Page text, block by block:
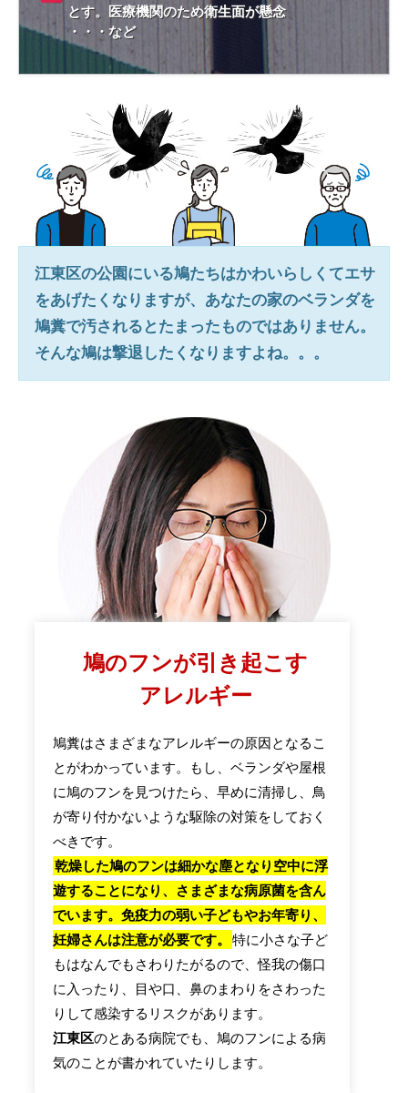
とす。医療機関のため衛生面が懸念
・・・など
江東区の公園にいる鳩たちはかわいらしくてエサ
をあげたくなりますが、あなたの家のベランダを
鳩糞で汚されるとたまったものではありません。
そんな鳩は撃退したくなりますよね。。。
鳩のフンが引き起こす
アレルギー
鳩糞はさまざまなアレルギーの原因となるこ
とがわかっています。もし、ベランダや屋根
に鳩のフンを見つけたら、早めに清掃し、鳥
が寄り付かないような駆除の対策をしておく
べきです。
乾燥した鳩のフンは細かな塵となり空中に浮
遊することになり、さまざまな病原菌を含ん
でいます。免疫力の弱い子どもやお年寄り、
妊婦さんは注意が必要です。
特に小さな子ど
もはなんでもさわりたがるので、怪我の傷口
に入ったり、目や口、鼻のまわりをさわった
りして感染するリスクがあります。
江東区のとある病院でも、鳩のフンによる病
気のことが書かれていたりします。